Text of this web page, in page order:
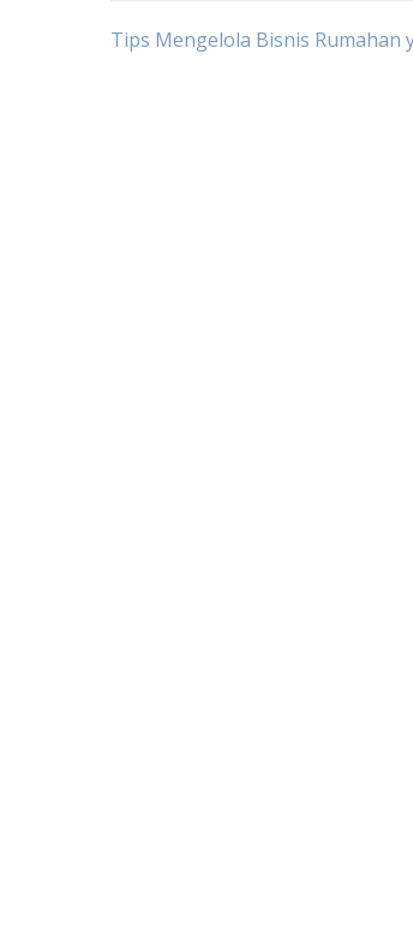
Post
Tips Mengelola Bisnis Rumahan